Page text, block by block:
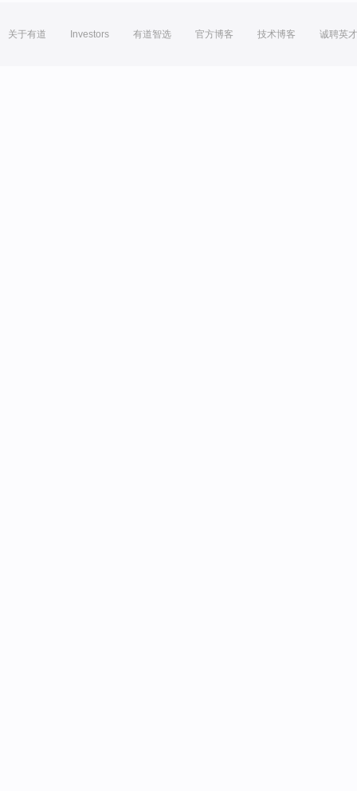
关于有道 Investors 有道智选 官方博客 技术博客 诚聘英才